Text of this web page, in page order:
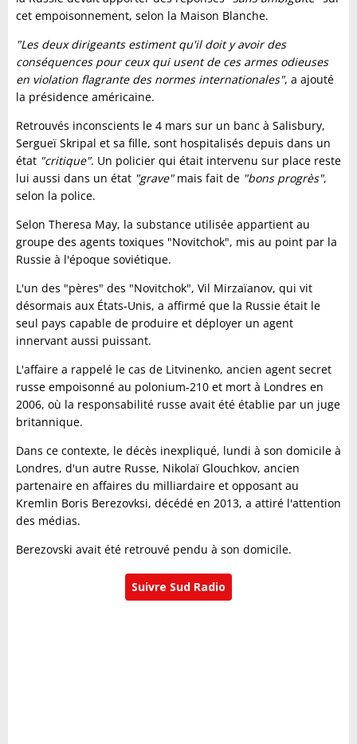
cet empoisonnement, selon la Maison Blanche.
"Les deux dirigeants estiment qu'il doit y avoir des
conséquences pour ceux qui usent de ces armes odieuses
en violation flagrante des normes internationales", a ajouté
la présidence américaine.
Retrouvés inconscients le 4 mars sur un banc à Salisbury,
Sergueï Skripal et sa fille, sont hospitalisés depuis dans un
état "critique". Un policier qui était intervenu sur place reste
lui aussi dans un état "grave"mais fait de "bons progrès",
selon la police.
Selon Theresa May, la substance utilisée appartient au
groupe des agents toxiques "Novitchok", mis au point par la
Russie à l'époque soviétique.
L'un des "pères" des "Novitchok", Vil Mirzaïanov, qui vit
désormais aux États-Unis, a affirmé que la Russie était le
seul pays capable de produire et déployer un agent
innervant aussi puissant.
L'affaire a rappelé le cas de Litvinenko, ancien agent secret
russe empoisonné au polonium-210 et mort à Londres en
2006, où la responsabilité russe avait été établie par un juge
britannique.
Dans ce contexte, le décès inexpliqué, lundi à son domicile à
Londres, d'un autre Russe, Nikolaï Glouchkov, ancien
partenaire en affaires du milliardaire et opposant au
Kremlin Boris Berezovksi, décédé en 2013, a attiré l'attention
des médias.
Berezovski avait été retrouvé pendu à son domicile.
Suivre Sud Radio